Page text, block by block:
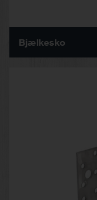
Bjælkesko